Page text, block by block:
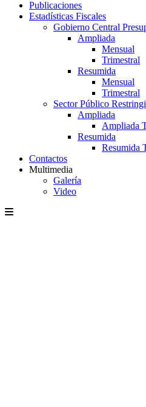
Publicaciones
Estadísticas Fiscales
Gobierno Central
Ampliada
Mensual
Trimestral
Resumida
Mensual
Trimestral
Sector Público
Ampliada
Ampliada
Resumida
Resumida
Contactos
Multimedia
Galería
Video